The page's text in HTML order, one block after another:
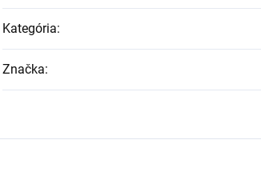
Kategória:
Značka: